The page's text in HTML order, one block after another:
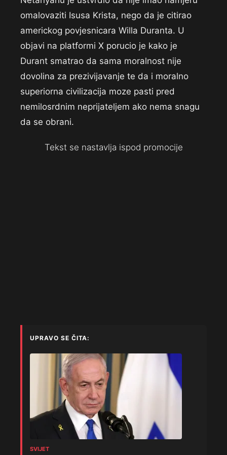
omalovaziti Isusa Krista, nego da je citirao
americkog povjesnicara Willa Duranta. U
objavi na platformi X porucio je kako je
Durant smatrao da sama moralnost nije
dovolina za prezivijavanje te da i moralno
superiorna civilizacija moze pasti pred
nemilosrdnim neprijateljem ako nema snagu
da se obrani.
Tekst se nastavlja ispod promocije
UPRAVO SE ČITA:
SVIJET